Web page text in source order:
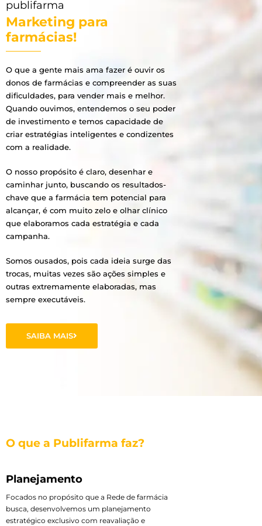
publifarma
Marketing para
farmácias!
O que a gente mais ama fazer é ouvir os
donos de farmácias e compreender as suas
dificuldades, para vender mais e melhor.
Quando ouvimos, entendemos o seu poder
de investimento e temos capacidade de
criar estratégias inteligentes e condizentes
com a realidade.
O nosso propósito é claro, desenhar e
caminhar junto, buscando os resultados-
chave que a farmácia tem potencial para
alcançar, é com muito zelo e olhar clínico
que elaboramos cada estratégia e cada
campanha.
Somos ousados, pois cada ideia surge das
trocas, muitas vezes são ações simples e
outras extremamente elaboradas, mas
sempre executáveis.
SAIBA MAIS
O que a Publifarma faz?
Planejamento
Focados no propósito que a Rede de farmácia
busca, desenvolvemos um planejamento
estratégico exclusivo com reavaliação e